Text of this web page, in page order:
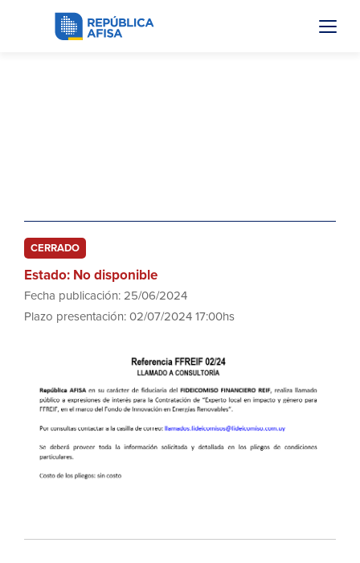
CERRADO
Estado: No disponible
Fecha publicación: 25/06/2024
Plazo presentación: 02/07/2024 17:00hs